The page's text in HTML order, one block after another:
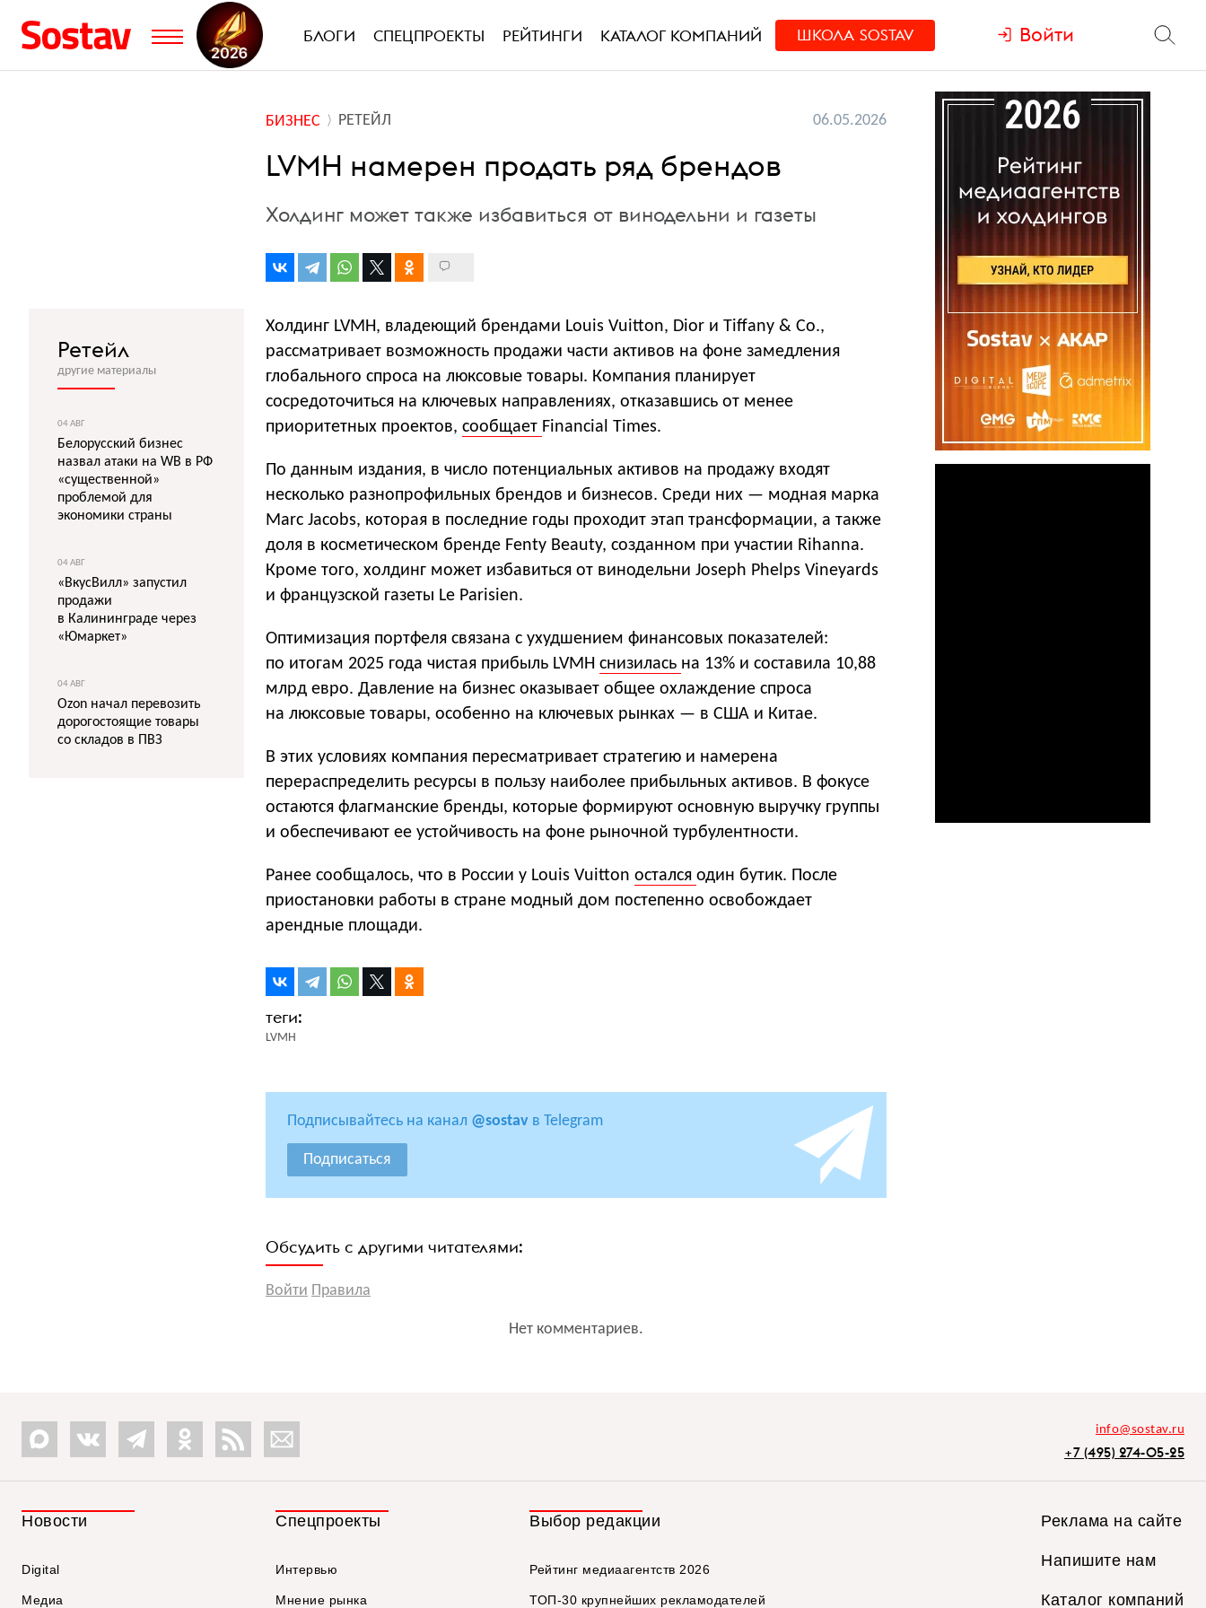
БЛОГИ СПЕЦПРОЕКТЫ РЕЙТИНГИ КАТАЛОГ КОМПАНИЙ ШКОЛА SOSTAV Войти
БИЗНЕС РЕТЕЙЛ 06.05.2026
LVMH намерен продать ряд брендов
Холдинг может также избавиться от винодельни и газеты
Холдинг LVMH, владеющий брендами Louis Vuitton, Dior и Tiffany & Co.,
рассматривает возможность продажи части активов на фоне замедления
глобального спроса на люксовые товары. Компания планирует
сосредоточиться на ключевых направлениях, отказавшись от менее
приоритетных проектов, сообщает Financial Times.
По данным издания, в число потенциальных активов на продажу входят
несколько разнопрофильных брендов и бизнесов. Среди них — модная марка
Marc Jacobs, которая в последние годы проходит этап трансформации, а также
доля в косметическом бренде Fenty Beauty, созданном при участии Rihanna.
Кроме того, холдинг может избавиться от винодельни Joseph Phelps Vineyards
и французской газеты Le Parisien.
Оптимизация портфеля связана с ухудшением финансовых показателей:
по итогам 2025 года чистая прибыль LVMH снизилась на 13% и составила 10,88
млрд евро. Давление на бизнес оказывает общее охлаждение спроса
на люксовые товары, особенно на ключевых рынках — в США и Китае.
В этих условиях компания пересматривает стратегию и намерена
перераспределить ресурсы в пользу наиболее прибыльных активов. В фокусе
остаются флагманские бренды, которые формируют основную выручку группы
и обеспечивают ее устойчивость на фоне рыночной турбулентности.
Ранее сообщалось, что в России у Louis Vuitton остался один бутик. После
приостановки работы в стране модный дом постепенно освобождает
арендные площади.
LVMH
Подписывайтесь на канал @sostav в Telegram
Подписаться
Обсудить с другими читателями:
Войти Правила
Нет комментариев.
Ретейл
другие материалы
04 АВГ
Белорусский бизнес
назвал атаки на WB в РФ
«существенной»
проблемой для
экономики страны
04 АВГ
«ВкусВилл» запустил
продажи
в Калининграде через
«Юмаркет»
04 АВГ
Ozon начал перевозить
дорогостоящие товары
со складов в ПВЗ
info@sostav.ru
+7 (495) 274-05-25
Новости
Digital
Медиа
Спецпроекты
Интервью
Мнение рынка
Выбор редакции
Рейтинг медиаагентств 2026
ТОП-30 крупнейших рекламодателей
Реклама на сайте
Напишите нам
Каталог компаний